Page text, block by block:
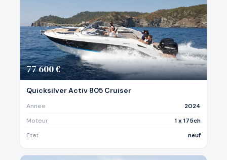
77 600 €
Quicksilver Activ 805 Cruiser
Annee
2024
Moteur
1 x 175ch
Etat
neuf